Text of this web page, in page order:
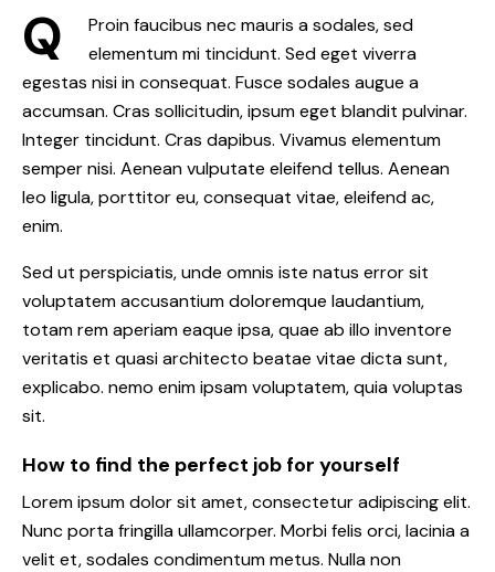
Q
Proin faucibus nec mauris a sodales, sed
elementum mi tincidunt. Sed eget viverra
egestas nisi in consequat. Fusce sodales augue a
accumsan. Cras sollicitudin, ipsum eget blandit pulvinar.
Integer tincidunt. Cras dapibus. Vivamus elementum
semper nisi. Aenean vulputate eleifend tellus. Aenean
leo ligula, porttitor eu, consequat vitae, eleifend ac,
enim.
Sed ut perspiciatis, unde omnis iste natus error sit
voluptatem accusantium doloremque laudantium,
totam rem aperiam eaque ipsa, quae ab illo inventore
veritatis et quasi architecto beatae vitae dicta sunt,
explicabo. nemo enim ipsam voluptatem, quia voluptas
sit.
How to find the perfect job for yourself
Lorem ipsum dolor sit amet, consectetur adipiscing elit.
Nunc porta fringilla ullamcorper. Morbi felis orci, lacinia a
velit et, sodales condimentum metus. Nulla non